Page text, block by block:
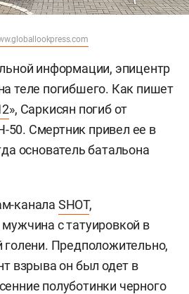
информации, эпицентр
теле погибшего. Как пишет
», Саркисян погиб от
Смертник привел ее в
основатель батальона
канала SHOT,
с татуировкой в
голени. Предположительно,
взрыва он был одет в
полуботинки черного